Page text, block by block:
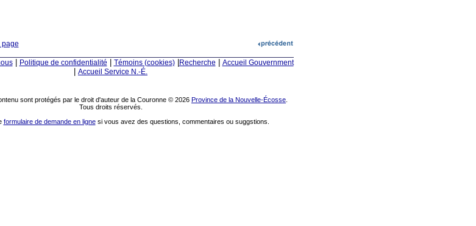
page
| Politique de confidentialité Témoins (cookies)| Recherche Accueil Gouvernment
Accueil Service N.-É.
sont protégés par le droit d'auteur de la Couronne © 2026 Province de la Nouvelle-Écosse
Tous droits réservés.
formulaire de demande en lignesi vous avez des questions, commentaires ou suggstions.